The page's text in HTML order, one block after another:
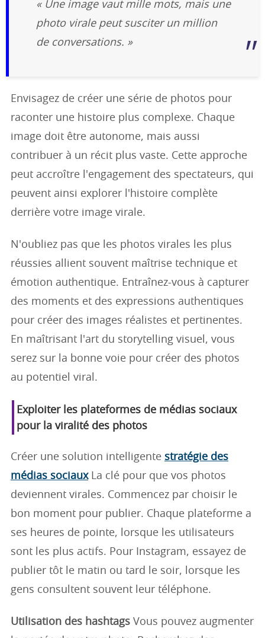
« Une image vaut mille mots, mais une
photo virale peut susciter un million
de conversations. »
Envisagez de créer une série de photos pour
raconter une histoire plus complexe. Chaque
image doit être autonome, mais aussi
contribuer à un récit plus vaste. Cette approche
peut accroître l'engagement des spectateurs, qui
peuvent ainsi explorer l'histoire complète
derrière votre image virale.
N'oubliez pas que les photos virales les plus
réussies allient souvent maîtrise technique et
émotion authentique. Entraînez-vous à capturer
des moments et des expressions authentiques
pour créer des images réalistes et pertinentes.
En maîtrisant l'art du storytelling visuel, vous
serez sur la bonne voie pour créer des photos
au potentiel viral.
Exploiter les plateformes de médias sociaux
pour la viralité des photos
Créer une solution intelligente stratégie des
médias sociauxLa clé pour que vos photos
deviennent virales. Commencez par choisir le
bon moment pour publier. Chaque plateforme a
ses heures de pointe, lorsque les utilisateurs
sont les plus actifs. Pour Instagram, essayez de
publier tôt le matin ou tard le soir, lorsque les
gens consultent souvent leur téléphone.
Utilisation des hashtags Vous pouvez augmenter